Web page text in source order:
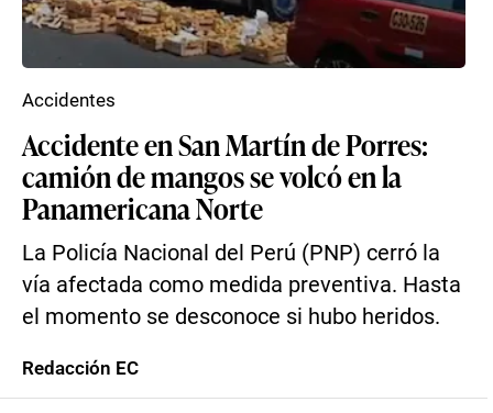
Accidente en San Martín de Porres:
camión de mangos se volcó en la
Panamericana Norte
La Policía Nacional del Perú (PNP) cerró la
vía afectada como medida preventiva. Hasta
el momento se desconoce si hubo heridos.
Accidentes
Redacción EC